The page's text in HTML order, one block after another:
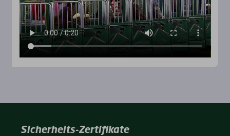
Sicherheits-Zertifikate